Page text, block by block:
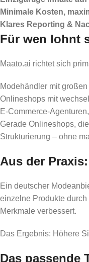
Minimale Kosten,
Klares Reporting &
Für wen lohnt
Maato.ai richtet sich
Modehändler mit
Onlineshops mit
E-Commerce-
Gerade Onlineshops,
Strukturierung – ohne
Aus der
Ein deutscher
einzelne Produkte
Merkmale verbessert.
Das Ergebnis: Höhere
Das passende